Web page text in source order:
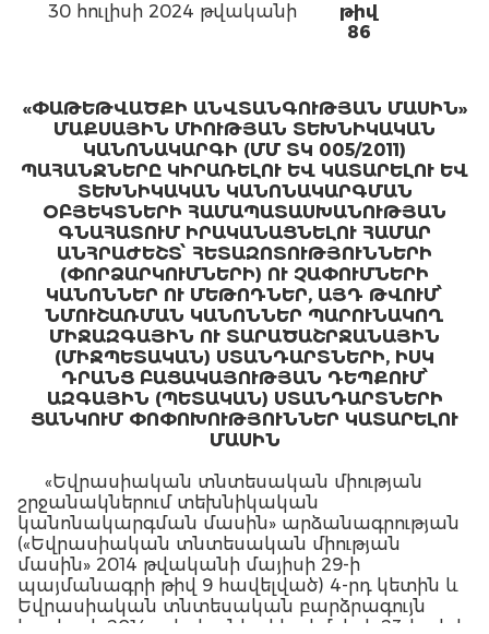
30 հուլիսի 2024 թվականի
թիվ
86
«ՓԱԹԵԹՎԱԾՔԻ ԱՆՎՏԱՆԳՈՒԹՅԱՆ ՄԱՍԻՆ»
ՄԱՔՍԱՅԻՆ ՄԻՈՒԹՅԱՆ ՏԵԽՆԻԿԱԿԱՆ
ԿԱՆՈՆԱԿԱՐԳԻ (ՄՄ ՏԿ 005/2011)
ՊԱՀԱՆՋՆԵՐԸ ԿԻՐԱՌԵԼՈՒ ԵՎ ԿԱՏԱՐԵԼՈՒ ԵՎ
ՏԵԽՆԻԿԱԿԱՆ ԿԱՆՈՆԱԿԱՐԳՄԱՆ
ՕԲՅԵԿՏՆԵՐԻ ՀԱՄԱՊԱՏԱՍԽԱՆՈՒԹՅԱՆ
ԳՆԱՀԱՏՈՒՄ ԻՐԱԿԱՆԱՑՆԵԼՈՒ ՀԱՄԱՐ
ԱՆՀՐԱԺԵՇՏ՝ ՀԵՏԱԶՈՏՈՒԹՅՈՒՆՆԵՐԻ
(ՓՈՐՁԱՐԿՈՒՄՆԵՐԻ) ՈՒ ՉԱՓՈՒՄՆԵՐԻ
ԿԱՆՈՆՆԵՐ ՈՒ ՄԵԹՈԴՆԵՐ, ԱՅԴ ԹՎՈՒՄ՝
ՆՄՈՒՇԱՌՄԱՆ ԿԱՆՈՆՆԵՐ ՊԱՐՈՒՆԱԿՈՂ
ՄԻՋԱԶԳԱՅԻՆ ՈՒ ՏԱՐԱԾԱՇՐՋԱՆԱՅԻՆ
(ՄԻՋՊԵՏԱԿԱՆ) ՍՏԱՆԴԱՐՏՆԵՐԻ, ԻՍԿ
ԴՐԱՆՑ ԲԱՑԱԿԱՅՈՒԹՅԱՆ ԴԵՊՔՈՒՄ՝
ԱԶԳԱՅԻՆ (ՊԵՏԱԿԱՆ) ՍՏԱՆԴԱՐՏՆԵՐԻ
ՑԱՆԿՈՒՄ ՓՈՓՈԽՈՒԹՅՈՒՆՆԵՐ ԿԱՏԱՐԵԼՈՒ
ՄԱՍԻՆ
«Եվրասիական տնտեսական միության
շրջանակներում տեխնիկական
կանոնակարգման մասին» արձանագրության
(«Եվրասիական տնտեսական միության
մասին» 2014 թվականի մայիսի 29-ի
պայմանագրի թիվ 9 հավելված) 4-րդ կետին և
Եվրասիական տնտեսական բարձրագույն
խորհրդի 2014 թվականի դեկտեմբերի 23-ի թիվ